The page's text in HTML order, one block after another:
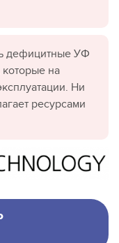
дефицитные УФ
на
Ни
ресурсами